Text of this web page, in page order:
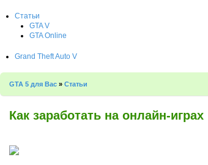
Статьи
GTA V
GTA Online
Grand Theft Auto V
GTA 5 для Вас » Статьи
Как заработать на онлайн-играх